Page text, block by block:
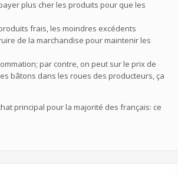
plus cher les produits pour que les
frais, les moindres excédents
de la marchandise pour maintenir les
par contre, on peut sur le prix de
bâtons dans les roues des producteurs, ça
principal pour la majorité des français: ce